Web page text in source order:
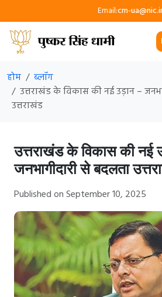
Email:cm-
होम
ब्लॉग
उत्तराखंड के विकास की नई उड़ान –
उत्तराखंड
उत्तराखंड के विकास की नई
जनभागीदारी से बदलता
Published on September 10, 2025